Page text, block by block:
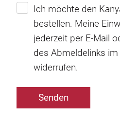
Ich möchte den
bestellen. Meine
jederzeit per E-Mail
des Abmeldelinks
widerrufen.